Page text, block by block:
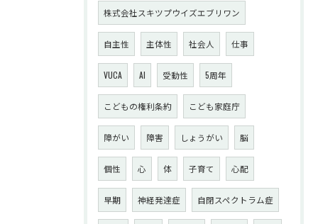
株式会社スキツプウイズエブリワン
自主性 主体性 社会人 仕事
VUCA AI 受動性 5周年
こどもの権利条約 こども家庭庁
障がい 障害 しょうがい 脳
個性 心 体 子育て 心配
早期 神経発達症 自閉スペクトラム症